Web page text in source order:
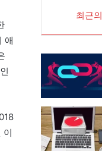
애
이
최근의